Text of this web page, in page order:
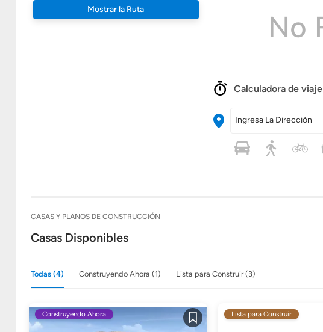
Mostrar la Ruta
Calculadora de viaje
Ingresa La Dirección
CASAS Y PLANOS DE CONSTRUCCIÓN
Casas Disponibles
Todas (4) Construyendo Ahora (1) Lista para Construir (3)
Guardar
Construyendo Ahora
Lista para Construir